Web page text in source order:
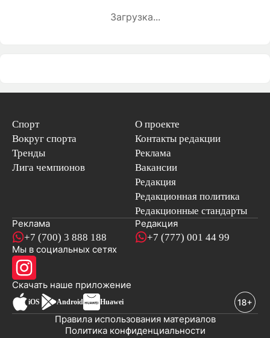
Загрузка...
Спорт
Вокруг спорта
Тренды
Лига чемпионов
О проекте
Контакты редакции
Реклама
Вакансии
Редакция
Редакционная политика
Редакционные стандарты
Реклама
+7 (700) 3 888 188
Редакция
+7 (777) 001 44 99
Мы в социальных сетях
Скачать наше приложениеновостей
iOS Android Huawei
Политика конфиденциальности
Правила использования материалов